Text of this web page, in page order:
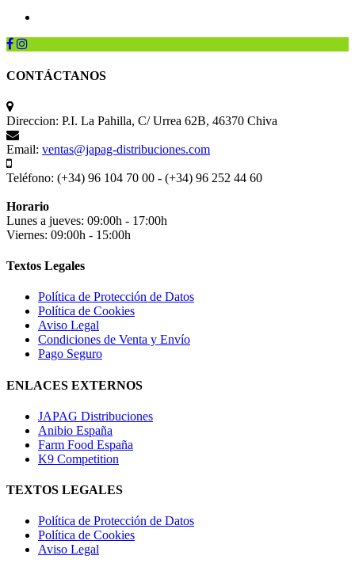
CONTÁCTANOS
Direccion: P.I. La Pahilla, C/ Urrea 62B, 46370 Chiva
Email: ventas@japag-distribuciones.com
Teléfono: (+34) 96 104 70 00 - (+34) 96 252 44 60
Horario
Lunes a jueves: 09:00h - 17:00h
Viernes: 09:00h - 15:00h
Textos Legales
Política de Protección de Datos
Política de Cookies
Aviso Legal
Condiciones de Venta y Envío
Pago Seguro
ENLACES EXTERNOS
JAPAG Distribuciones
Anibio España
Farm Food España
K9 Competition
TEXTOS LEGALES
Política de Protección de Datos
Política de Cookies
Aviso Legal